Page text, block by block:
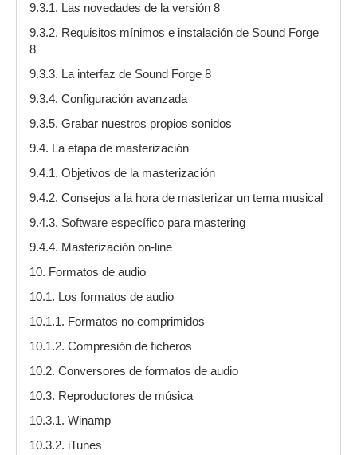
9.3.1. Las novedades de la versión 8
9.3.2. Requisitos mínimos e instalación de Sound Forge
8
9.3.3. La interfaz de Sound Forge 8
9.3.4. Configuración avanzada
9.3.5. Grabar nuestros propios sonidos
9.4. La etapa de masterización
9.4.1. Objetivos de la masterización
9.4.2. Consejos a la hora de masterizar un tema musical
9.4.3. Software específico para mastering
9.4.4. Masterización on-line
10. Formatos de audio
10.1. Los formatos de audio
10.1.1. Formatos no comprimidos
10.1.2. Compresión de ficheros
10.2. Conversores de formatos de audio
10.3. Reproductores de música
10.3.1. Winamp
10.3.2. iTunes